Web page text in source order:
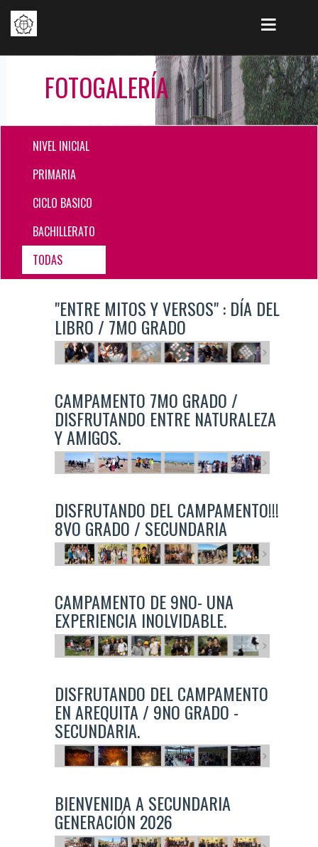
FOTOGALERÍA
NIVEL INICIAL
PRIMARIA
CICLO BASICO
BACHILLERATO
TODAS
"ENTRE MITOS Y VERSOS" : DÍA DEL
LIBRO / 7MO GRADO
CAMPAMENTO 7MO GRADO /
DISFRUTANDO ENTRE NATURALEZA
Y AMIGOS.
DISFRUTANDO DEL CAMPAMENTO!!!
8VO GRADO / SECUNDARIA
CAMPAMENTO DE 9NO- UNA
EXPERIENCIA INOLVIDABLE.
DISFRUTANDO DEL CAMPAMENTO
EN AREQUITA / 9NO GRADO -
SECUNDARIA.
BIENVENIDA A SECUNDARIA
GENERACIÓN 2026